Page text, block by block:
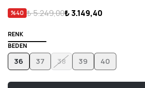
%40 ₺ 5.249,00₺ 3.149,40
RENK
BEDEN
36 37 38 39 40